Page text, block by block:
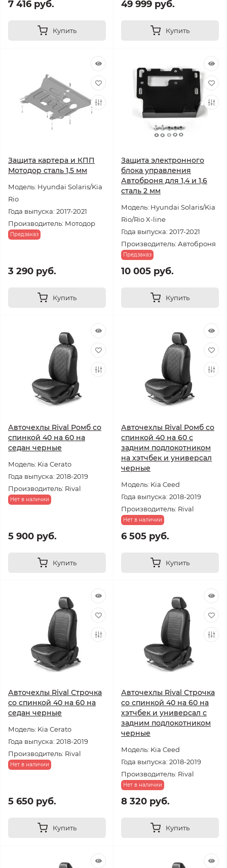
7 416 руб.
Купить
49 999 руб.
Купить
Защита картера и КПП
Мотодор сталь 1,5 мм
Модель: Hyundai Solaris/Kia
Rio
Года выпуска: 2017-2021
Производитель: Мотодор
Предзаказ
3 290 руб.
Купить
Защита электронного
блока управления
Автоброня для 1,4 и 1,6
сталь 2 мм
Модель: Hyundai Solaris/Kia
Rio/Rio X-line
Года выпуска: 2017-2021
Производитель: Автоброня
Предзаказ
10 005 руб.
Купить
Авточехлы Rival Ромб со
спинкой 40 на 60 на
седан черные
Модель: Kia Cerato
Года выпуска: 2018-2019
Производитель: Rival
Нет в наличии
5 900 руб.
Купить
Авточехлы Rival Ромб со
спинкой 40 на 60 с
задним подлокотником
на хэтчбек и универсал
черные
Модель: Kia Ceed
Года выпуска: 2018-2019
Производитель: Rival
Нет в наличии
6 505 руб.
Купить
Авточехлы Rival Строчка
со спинкой 40 на 60 на
седан черные
Модель: Kia Cerato
Года выпуска: 2018-2019
Производитель: Rival
Нет в наличии
5 650 руб.
Купить
Авточехлы Rival Строчка
со спинкой 40 на 60 на
хэтчбек и универсал с
задним подлокотником
черные
Модель: Kia Ceed
Года выпуска: 2018-2019
Производитель: Rival
Нет в наличии
8 320 руб.
Купить